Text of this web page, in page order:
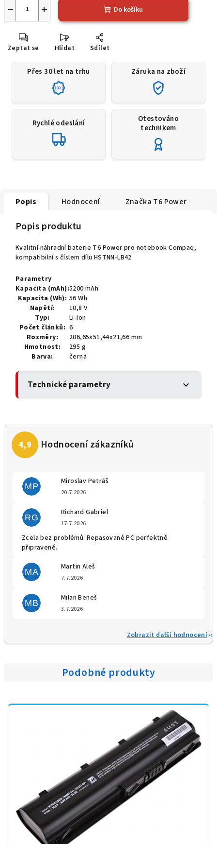
+
− Do košíku
Zeptat se Hlídat Sdílet
Přes 30 let na trhu
1991
Záruka na zboží
Rychlé odeslání
Otestováno
technikem
Popis Hodnocení Značka T6 Power
Popis produktu
Kvalitní náhradní baterie T6 Power pro notebook Compaq,
kompatibilní s číslem dílu HSTNN-LB42
Parametry
Kapacita (mAh):5200 mAh
Kapacita (Wh): 56 Wh
Napětí:
10,8 V
Typ:
Li-Ion
Počet článků: 6
Rozměry:
206,65x51,44x21,66 mm
Hmotnost:
295 g
Barva:
černá
Technické parametry expand_more
MP
Miroslav Petráš
20.7.2026
RG
Richard Gabriel
17.7.2026
Zcela bez problémů. Repasované PC perfektně
připravené.
MA
Martin Aleš
7.7.2026
MB
Milan Beneš
3.7.2026
Zobrazit další hodnocení
Podobné produkty